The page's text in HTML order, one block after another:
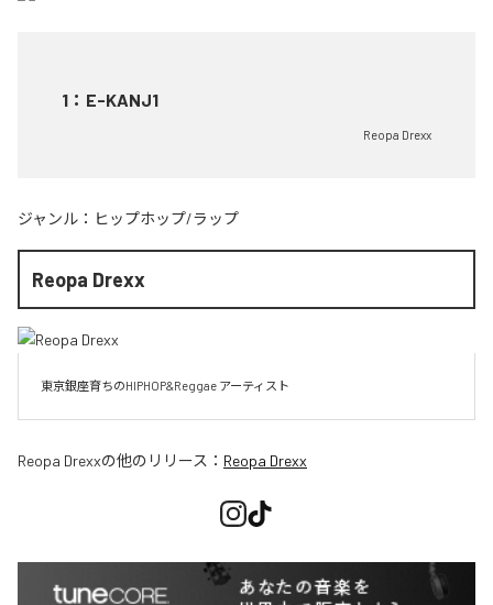
1 ： E-KANJ1
Reopa Drexx
ジャンル： ヒップホップ/ラップ
Reopa Drexx
東京銀座育ちのHIPHOP&Reggae アーティスト
Reopa Drexxの他のリリース： Reopa Drexx